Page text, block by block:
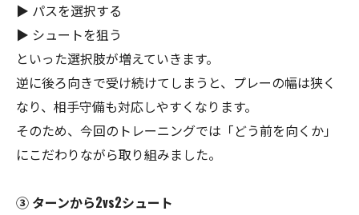
▶ パスを選択する
▶ シュートを狙う
といった選択肢が増えていきます。
逆に後ろ向きで受け続けてしまうと、プレーの幅は狭く
なり、相手守備も対応しやすくなります。
そのため、今回のトレーニングでは「どう前を向くか」
にこだわりながら取り組みました。
③ ターンから2vs2シュート